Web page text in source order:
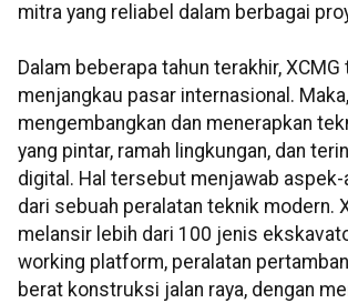
mitra yang reliabel dalam berbagai
Dalam beberapa tahun terakhir,
menjangkau pasar internasional.
mengembangkan dan menerapkan
yang pintar, ramah lingkungan, dan
digital. Hal tersebut menjawab
dari sebuah peralatan teknik modern.
melansir lebih dari 100 jenis
working platform, peralatan
berat konstruksi jalan raya, dengan